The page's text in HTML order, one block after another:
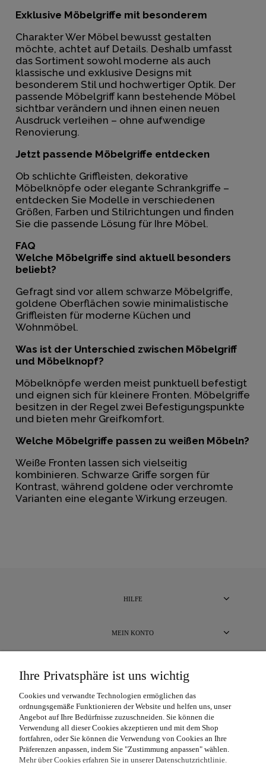
Exklusive Möbelgriffe mit besonderem
Charakter Wer Möbel bewusst gestalten
möchte, achtet auf Details. Deshalb umfasst
das Sortiment sowohl moderne als auch
klassische und exklusive Designs mit
besonderem Stil und hochwertiger Optik. Der
passende Möbelgriff kann bestehende Möbel
sichtbar verändern und ihnen einen neuen
Ausdruck verleihen – ohne aufwendige
Renovierung.
Jetzt passende Möbelgriffe entdecken
Ob schlichte Griffleisten, dekorative
Möbelknöpfe oder elegante Schrankgriffe –
entdecken Sie Modelle in verschiedenen
Größen, Farben und Stilrichtungen und finden
Sie die passende Lösung für Ihre Möbel.
FAQ
Welche Möbelgriffe sind aktuell besonders
beliebt?
Gefragt sind vor allem schwarze Möbelgriffe,
goldene Oberflächen sowie minimalistische
Griffleisten für moderne Küchen und
Wohnmöbel.
Was ist der Unterschied zwischen Möbelgriff
und Möbelknopf?
Möbelknöpfe werden meist punktuell befestigt
und eignen sich für kleinere Fronten. Möbelgriffe
besitzen in der Regel zwei Befestigungspunkte
und bieten mehr Greifkomfort.
Welche Möbelgriffe passen zu weißen Möbeln?
Weiße Fronten lassen sich vielseitig
kombinieren. Schwarze Griffe sorgen für
Kontrast, während goldene oder verchromte
Varianten eine elegante Wirkung erzeugen.
HILFE
MEIN KONTO
ÜBER UNS
Ihre Privatsphäre ist uns wichtig
Cookies und verwandte Technologien ermöglichen das
ordnungsgemäße Funktionieren der Website und helfen uns, unser
Angebot auf Ihre Bedürfnisse zuzuschneiden. Sie können die
Verwendung all dieser Cookies akzeptieren und mit dem Shop
fortfahren, oder Sie können die Verwendung von Cookies an Ihre
Präferenzen anpassen, indem Sie "Zustimmung anpassen" wählen.
Mehr über Cookies erfahren Sie in unserer Datenschutzrichtlinie.